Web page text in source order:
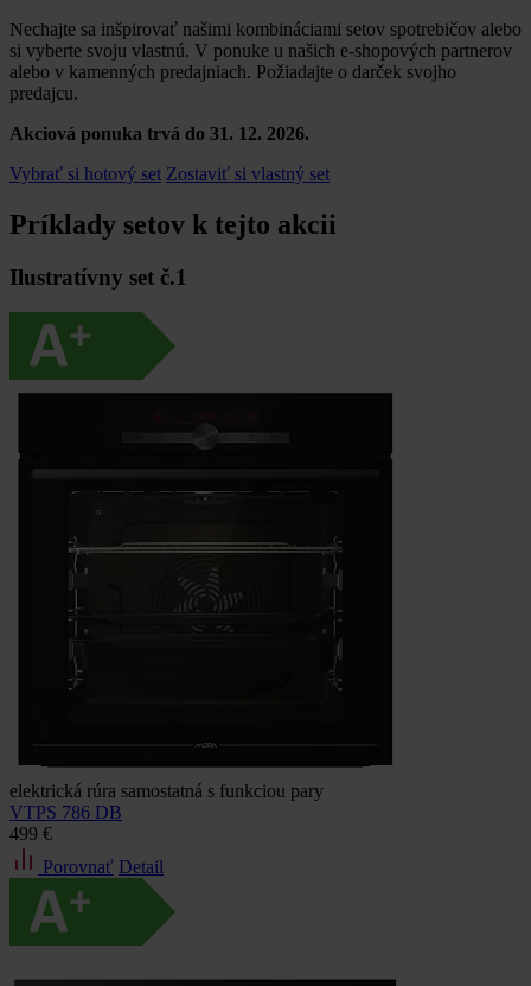
Nechajte sa inšpirovať našimi kombináciami setov spotrebičov alebo
si vyberte svoju vlastnú. V ponuke u našich e-shopových partnerov
alebo v kamenných predajniach. Požiadajte o darček svojho
predajcu.
Akciová ponuka trvá do 31. 12. 2026.
Vybrať si hotový set Zostaviť si vlastný set
Príklady setov k tejto akcii
Ilustratívny set č.1
elektrická rúra samostatná s funkciou pary
VTPS 786 DB
499 €
Porovnať Detail